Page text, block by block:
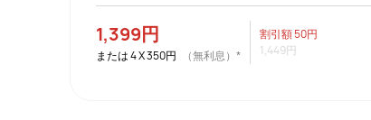
1,399円
または4X350円 （無利息）*
割引額50円
1,449円